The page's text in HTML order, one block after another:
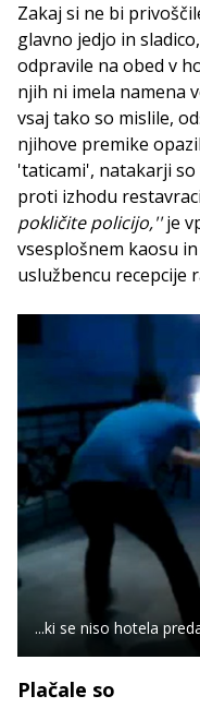
Zakaj si ne bi
glavno jedjo in
odpravile na obed v
njih ni imela namena
vsaj tako so mislile,
njihove premike
'taticami', natakarji
proti izhodu
pokličite policijo,''je
vsesplošnem kaosu
uslužbencu recepcije
...ki se niso hotela
Plačale so